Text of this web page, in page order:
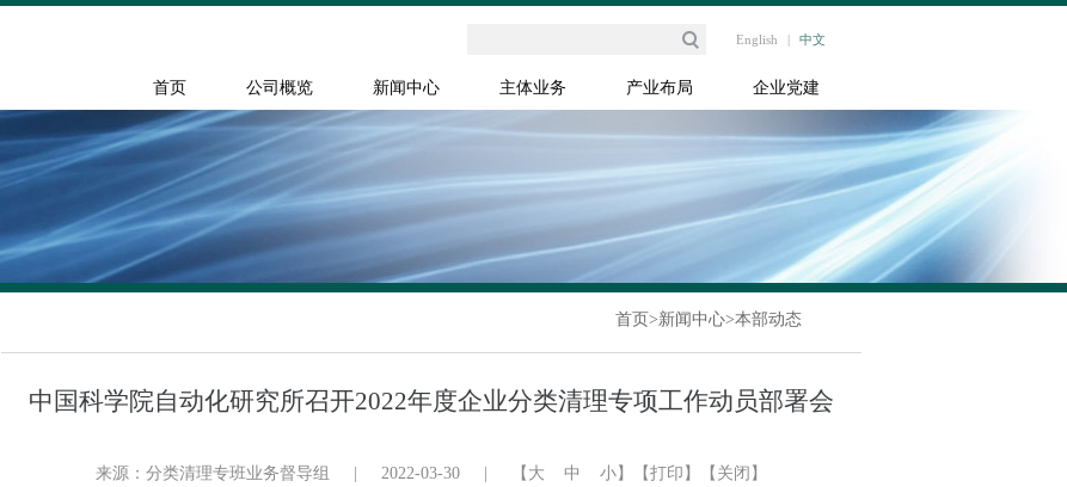
English | 中文
首页 公司概览 新闻中心 主体业务 产业布局 企业党建
首页 >新闻中心>本部动态
中国科学院自动化研究所召开2022年度企业分类清理专项工作动员部署会
来源：分类清理专班业务督导组 2022-03-30 【 大 中 小 】 【打印】 【关闭】